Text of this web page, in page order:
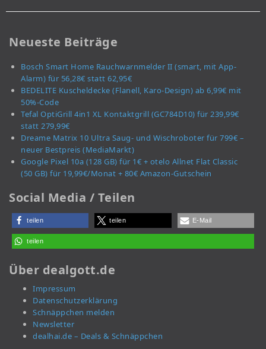
Neueste Beiträge
Bosch Smart Home Rauchwarnmelder II (smart, mit App-
Alarm) für 56,28€ statt 62,95€
BEDELITE Kuscheldecke (Flanell, Karo-Design) ab 6,99€ mit
50%-Code
Tefal OptiGrill 4in1 XL Kontaktgrill (GC784D10) für 239,99€
statt 279,99€
Dreame Matrix 10 Ultra Saug- und Wischroboter für 799€ –
neuer Bestpreis (MediaMarkt)
Google Pixel 10a (128 GB) für 1€ + otelo Allnet Flat Classic
(50 GB) für 19,99€/Monat + 80€ Amazon-Gutschein
Social Media / Teilen
teilen teilen E-Mail
teilen
Über dealgott.de
Impressum
Datenschutzerklärung
Schnäppchen melden
Newsletter
dealhai.de – Deals & Schnäppchen